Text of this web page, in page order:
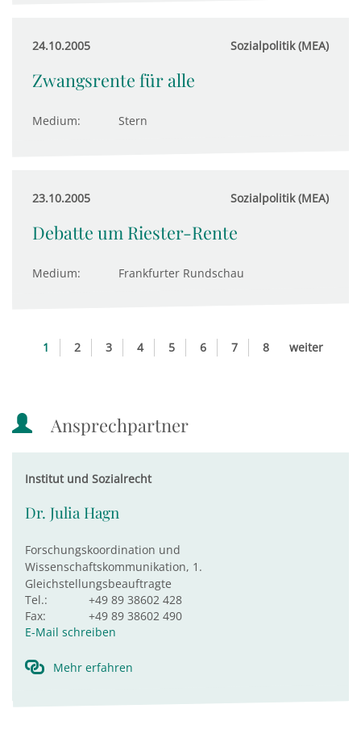
24.10.2005 Sozialpolitik (MEA)
Zwangsrente für alle
Medium: Stern
23.10.2005 Sozialpolitik (MEA)
Debatte um Riester-Rente
Medium: Frankfurter Rundschau
1 2 3 4 5 6 7 8 weiter
Ansprechpartner
Institut und Sozialrecht
Dr. Julia Hagn
Forschungskoordination und
Wissenschaftskommunikation, 1.
Gleichstellungsbeauftragte
Tel.:
+49 89 38602 428
Fax:
+49 89 38602 490
E-Mail schreiben
Mehr erfahren